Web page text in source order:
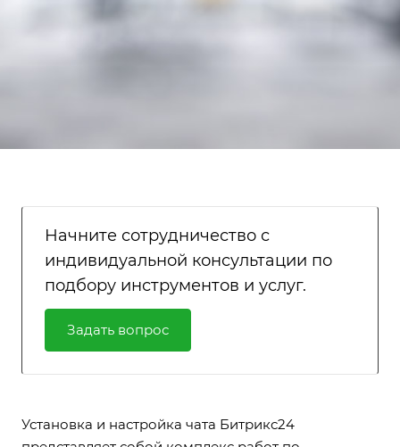
Начните сотрудничество с
индивидуальной консультации по
подбору инструментов и услуг.
Задать вопрос
Установка и настройка чата Битрикс24